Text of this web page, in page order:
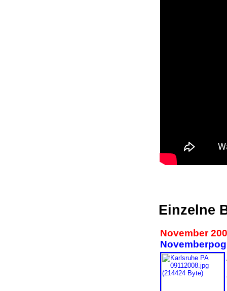
Einzelne
November